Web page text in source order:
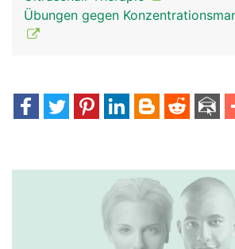
Übungen gegen